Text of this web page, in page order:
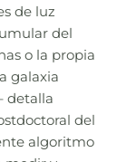
de luz
del
o la propia
galaxia
detalla
del
algoritmo